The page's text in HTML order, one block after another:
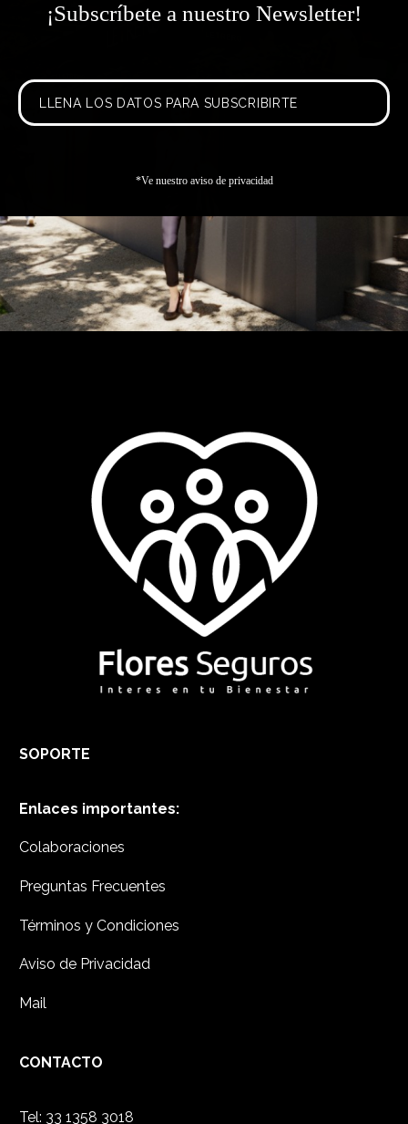
¡Subscríbete a nuestro Newsletter!
LLENA LOS DATOS PARA SUBSCRIBIRTE
*Ve nuestro aviso de privacidad
SOPORTE
Enlaces importantes:
Colaboraciones
Preguntas Frecuentes
Términos y Condiciones
Aviso de Privacidad
Mail
CONTACTO
Tel: 33 1358 3018